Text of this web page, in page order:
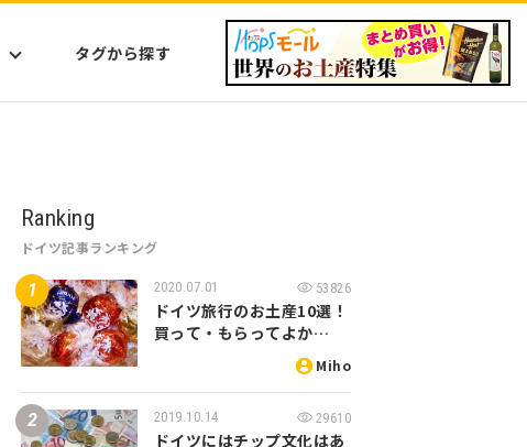
タグから探す
Ranking
ドイツ記事ランキング
2020.07.01 53826
ドイツ旅行のお土産10選！
買って・もらってよか…
Miho
2019.10.14 29610
ドイツにはチップ文化はあ